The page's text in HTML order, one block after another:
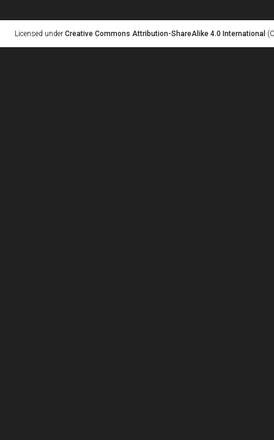
Licensed under Creative Commons Attribution-ShareAlike 4.0 International